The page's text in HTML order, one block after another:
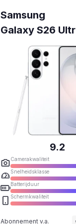
Samsung
Galaxy S26
9.2
Camerakwaliteit
Snelheidsklasse
Batterijduur
Schermkwaliteit
Abonnement v.a.